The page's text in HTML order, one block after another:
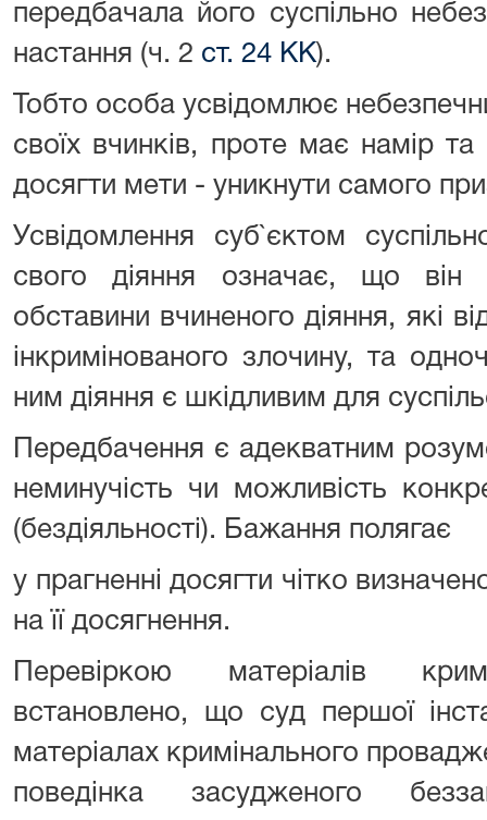
передбачала його суспільно
настання (ч. 2 ст. 24 КК).
Тобто особа усвідомлює
своїх вчинків, проте має намір
досягти мети - уникнути самого
Усвідомлення суб`єктом
свого діяння означає, що він
обставини вчиненого діяння, які
інкримінованого злочину, та
ним діяння є шкідливим для
Передбачення є адекватним
неминучість чи можливість
(бездіяльності). Бажання полягає
у прагненні досягти чітко
на її досягнення.
Перевіркою матеріалів
встановлено, що суд першої
матеріалах кримінального
поведінка засудженого